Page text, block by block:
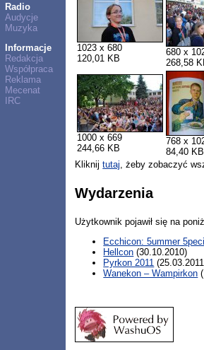
Radio
Audycje
Muzyka
Informacje
Redakcja
Współpraca
Reklama
Mecenat
IRC
1023 x 680
120,01 KB
680 x
268,58
1000 x 669
244,66 KB
768 x
84,40 KB
Kliknijtutaj, żeby zobaczyć
Wydarzenia
Użytkownik pojawił się na
Ecchicon: 5ummer
Hellcon (30.10.2010)
Pyrkon 2011
Wanekon – Wampirkon